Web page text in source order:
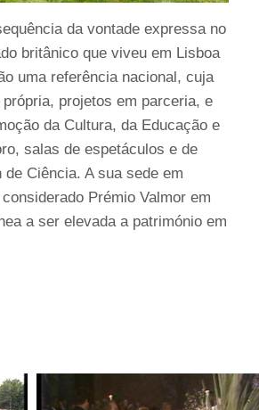
da vontade expressa no
britânico que viveu em Lisboa
uma referência nacional, cuja
projetos em parceria, e
da Cultura, da Educação e
salas de espetáculos e de
Ciência. A sua sede em
Prémio Valmor em
a ser elevada a património em